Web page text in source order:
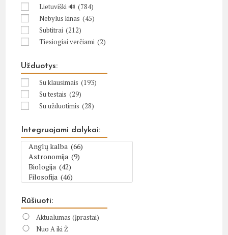
Lietuviški 🔊 (784)
Nebylus kinas (45)
Subtitrai (212)
Tiesiogiai verčiami (2)
Užduotys:
Su klausimais (193)
Su testais (29)
Su užduotimis (28)
Integruojami dalykai:
Rūšiuoti:
Aktualumas (įprastai)
Nuo A iki Ž